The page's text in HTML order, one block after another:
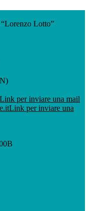
Lotto”
Link per inviare una mail
Link per inviare una